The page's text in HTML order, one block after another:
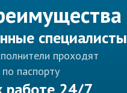
специалисты
проходят
паспорту